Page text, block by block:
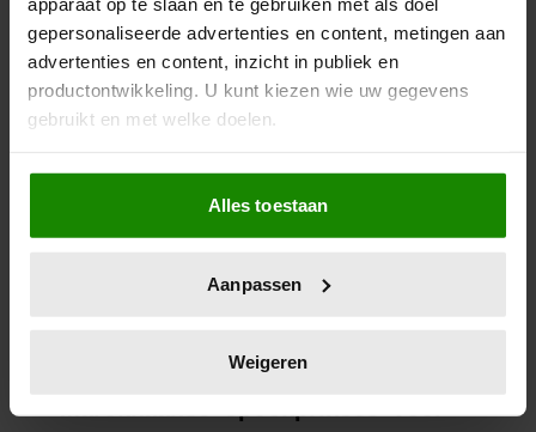
gepersonaliseerde advertenties en content, metingen aan
advertenties en content, inzicht in publiek en
productontwikkeling. U kunt kiezen wie uw gegevens
gebruikt en met welke doelen.
Als u het toestaat, willen we ook graag:
Informatie verzamelen over uw geografische
locatie, die tot een paar meter nauwkeurig kan zijn
scannen op specifieke eigenschappen (fingerprinting)
verwerkt en stel uw voorkeuren in het
intrekken in de Cookieverklaring.
Alles toestaan
Aanpassen
Weigeren